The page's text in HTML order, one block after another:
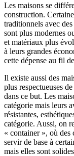
Les maisons se
construction.
traditionnels avec
sont plus modernes
et matériaux plus
à leurs grandes
cette dépense au fil
Il existe aussi des
plus respectueuses
dans ce but. Les
catégorie mais leurs
résistantes,
catégorie. Aussi, on
« container », où des
servir de base à
mais elles sont